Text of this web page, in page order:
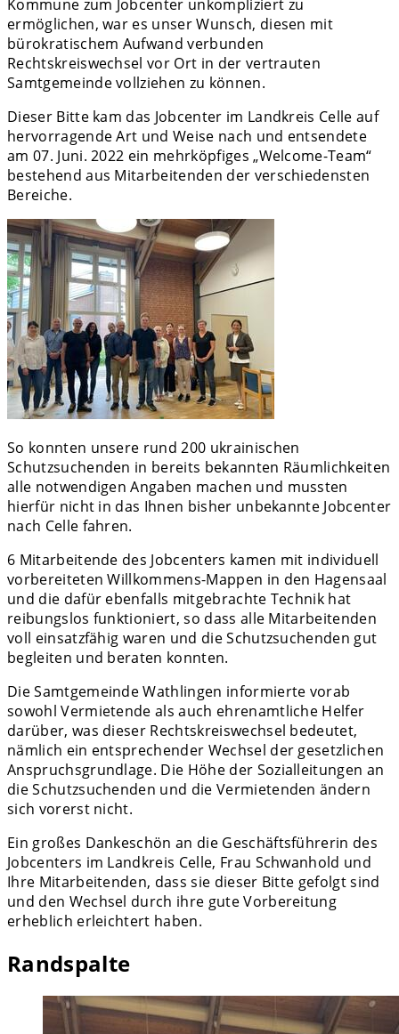
Kommune zum Jobcenter unkompliziert zu
ermöglichen, war es unser Wunsch, diesen mit
bürokratischem Aufwand verbunden
Rechtskreiswechsel vor Ort in der vertrauten
Samtgemeinde vollziehen zu können.
Dieser Bitte kam das Jobcenter im Landkreis Celle auf
hervorragende Art und Weise nach und entsendete
am 07. Juni. 2022 ein mehrköpfiges „Welcome-Team“
bestehend aus Mitarbeitenden der verschiedensten
Bereiche.
So konnten unsere rund 200 ukrainischen
Schutzsuchenden in bereits bekannten Räumlichkeiten
alle notwendigen Angaben machen und mussten
hierfür nicht in das Ihnen bisher unbekannte Jobcenter
nach Celle fahren.
6 Mitarbeitende des Jobcenters kamen mit individuell
vorbereiteten Willkommens-Mappen in den Hagensaal
und die dafür ebenfalls mitgebrachte Technik hat
reibungslos funktioniert, so dass alle Mitarbeitenden
voll einsatzfähig waren und die Schutzsuchenden gut
begleiten und beraten konnten.
Die Samtgemeinde Wathlingen informierte vorab
sowohl Vermietende als auch ehrenamtliche Helfer
darüber, was dieser Rechtskreiswechsel bedeutet,
nämlich ein entsprechender Wechsel der gesetzlichen
Anspruchsgrundlage. Die Höhe der Sozialleitungen an
die Schutzsuchenden und die Vermietenden ändern
sich vorerst nicht.
Ein großes Dankeschön an die Geschäftsführerin des
Jobcenters im Landkreis Celle, Frau Schwanhold und
Ihre Mitarbeitenden, dass sie dieser Bitte gefolgt sind
und den Wechsel durch ihre gute Vorbereitung
erheblich erleichtert haben.
Randspalte